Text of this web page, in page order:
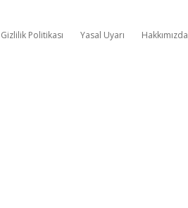
Gizlilik Politikası Yasal Uyarı Hakkımızda